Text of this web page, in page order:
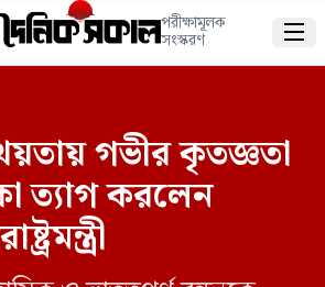
পরীক্ষামূলক
সংস্করণ 
গভীর কৃতজ্ঞতা
ত্যাগ করলেন